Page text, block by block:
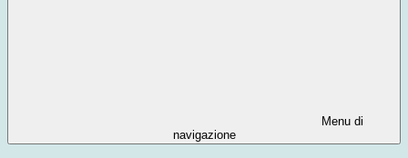
Menu di
navigazione